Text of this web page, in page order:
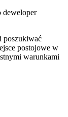
deweloper
poszukiwać
postojowe w
warunkami